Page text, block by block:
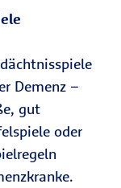
Demenz –
gut
oder